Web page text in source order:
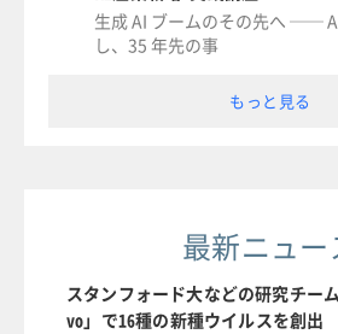
生成 AI ブームのその先へ ──
し、35 年先の事
もっと見る
最新ニュー
スタンフォード大などの研究チー
vo」で16種の新種ウイルスを創出